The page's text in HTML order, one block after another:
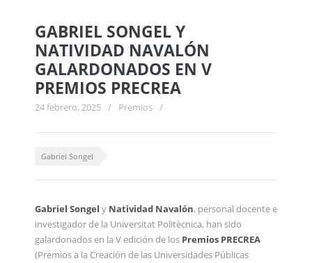
GABRIEL SONGEL Y
NATIVIDAD NAVALÓN
GALARDONADOS EN V
PREMIOS PRECREA
24 febrero, 2025 / Premios /
Gabriel Songel
Gabriel Songel y Natividad Navalón, personal docente e
investigador de la Universitat Politècnica, han sido
galardonados en la V edición de los Premios PRECREA
(Premios a la Creación de las Universidades Públicas